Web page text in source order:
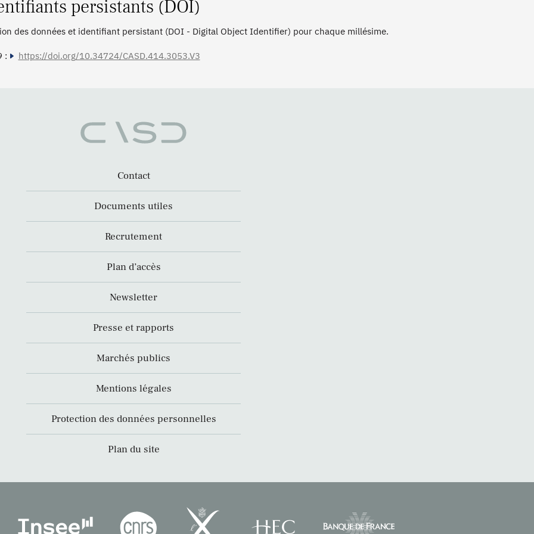
persistants (DOI)
des données et identifiant persistant (DOI - Digital Object Identifier) pour chaque millésime.
: https://doi.org/10.34724/CASD.414.3053.V3
Contact
Documents utiles
Recrutement
Plan d’accès
Newsletter
Presse et rapports
Marchés publics
Mentions légales
Protection des données personnelles
Plan du site